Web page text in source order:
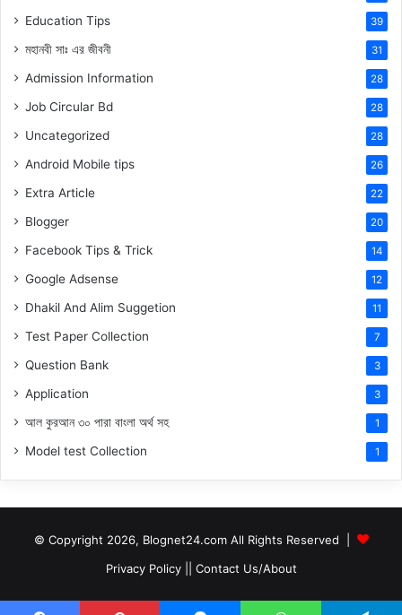
Education Tips 39
মহানবী সাঃ এর জীবনী 31
Admission Information 28
Job Circular Bd 28
Uncategorized 28
Android Mobile tips 26
Extra Article 22
Blogger 20
Facebook Tips & Trick 14
Google Adsense 12
Dhakil And Alim Suggetion 11
Test Paper Collection 7
Question Bank 3
Application 3
আল কুরআন ৩০ পারা বাংলা অর্থ সহ 1
Model test Collection 1
© Copyright 2026, Blognet24.com All Rights Reserved |
Privacy Policy|| Contact Us/About